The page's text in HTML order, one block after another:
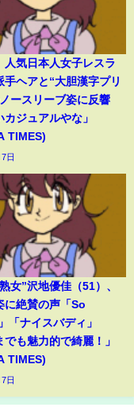
人気日本人女子レスラ
手ヘアと“大胆漢字プリ
ースリーブ姿に反響
カジュアルやな」
TIMES)
日
女”沢地優佳（51）、
に絶賛の声「So
「ナイスバディ」
でも魅力的で綺麗！」
TIMES)
日